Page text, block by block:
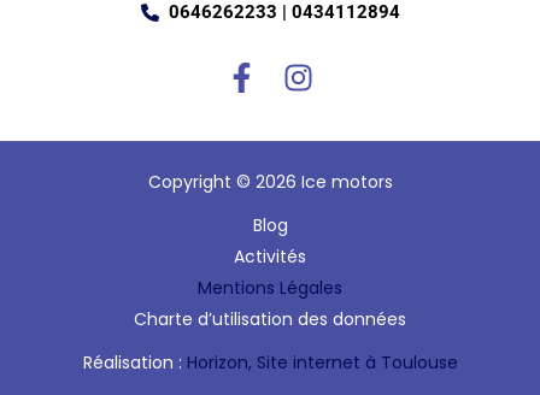
0646262233 | 0434112894
Copyright © 2026 Ice motors
Blog
Activités
Mentions Légales
Charte d’utilisation des données
Réalisation : Horizon, Site internet à Toulouse